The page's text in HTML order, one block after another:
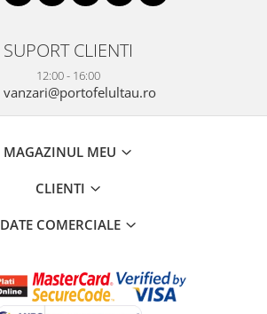
SUPORT CLIENTI
12:00 - 16:00
vanzari@portofelultau.ro
MAGAZINUL MEU
CLIENTI
DATE COMERCIALE